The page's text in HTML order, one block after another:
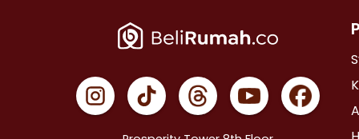
Properti Dijual di Johar Baru >
Properti Dijual di Menteng >
Properti Dijual di Tanah Abang >
Properti Dijual di Kramat >
Properti Dijual di Bendungan Hilir >